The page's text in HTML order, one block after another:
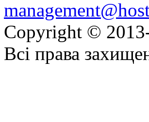
Copyright ©
Всі права